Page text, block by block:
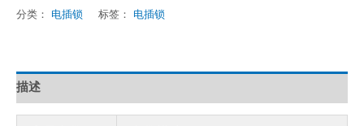
分类： 电插锁 标签： 电插锁
描述